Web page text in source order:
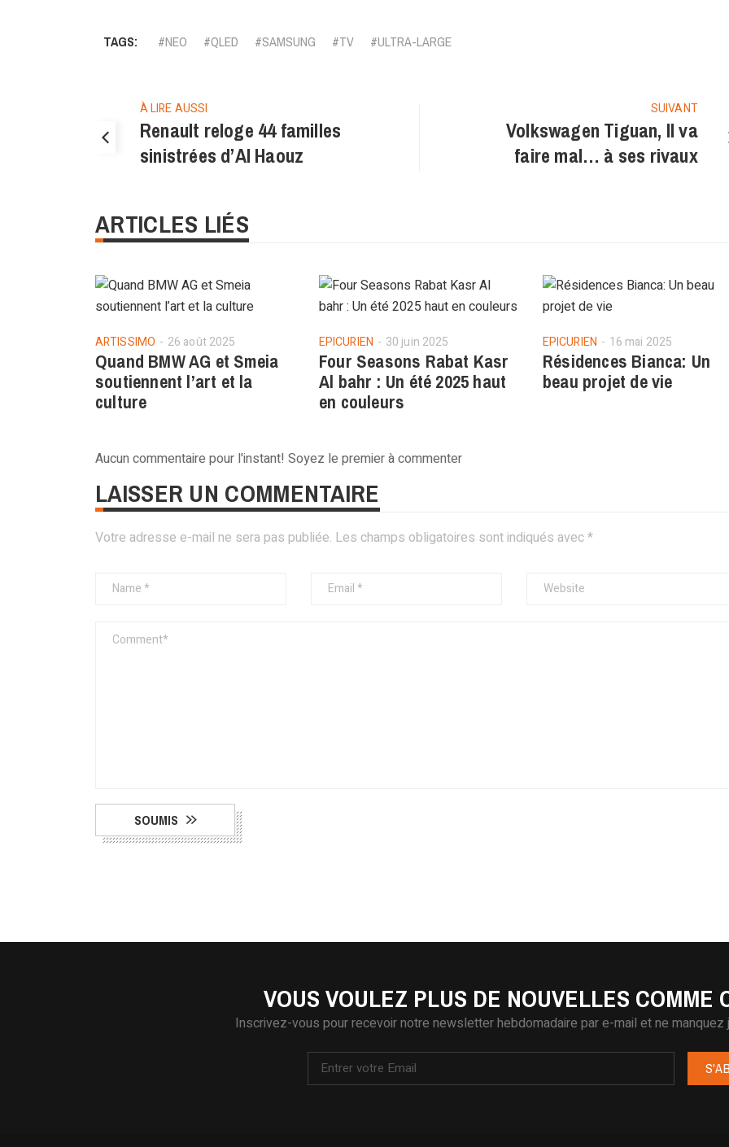
TAGS: NEO QLED SAMSUNG TV ULTRA-LARGE
À LIRE AUSSI
Renault reloge 44 familles
sinistrées d’Al Haouz
SUIVANT
Volkswagen Tiguan, Il va
faire mal… à ses rivaux
ARTICLES LIÉS
ARTISSIMO 26 août 2025
Quand BMW AG et Smeia
soutiennent l’art et la
culture
EPICURIEN 30 juin 2025
Four Seasons Rabat Kasr
Al bahr : Un été 2025 haut
en couleurs
EPICURIEN 16 mai 2025
Résidences Bianca: Un
beau projet de vie
Aucun commentaire pour l'instant! Soyez le premier à commenter
LAISSER UN COMMENTAIRE
Votre adresse e-mail ne sera pas publiée. Les champs obligatoires sont indiqués avec*
SOUMIS
VOUS VOULEZ PLUS DE NOUVELLES COMME
Inscrivez-vous pour recevoir notre newsletter hebdomadaire par e-mail et ne manquez